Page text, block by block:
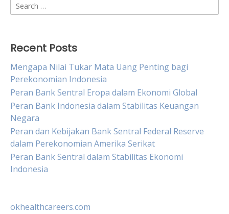
Search
for:
Recent Posts
Mengapa Nilai Tukar Mata Uang Penting bagi
Perekonomian Indonesia
Peran Bank Sentral Eropa dalam Ekonomi Global
Peran Bank Indonesia dalam Stabilitas Keuangan
Negara
Peran dan Kebijakan Bank Sentral Federal Reserve
dalam Perekonomian Amerika Serikat
Peran Bank Sentral dalam Stabilitas Ekonomi
Indonesia
okhealthcareers.com